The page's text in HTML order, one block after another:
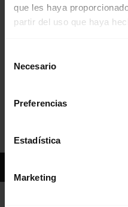
que les haya
partir del uso que haya
Necesario
Preferencias
Estadística
Marketing